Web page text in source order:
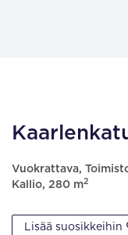
Vuokrattava,
Kallio, 280 m2
Lisää suosikkeihin